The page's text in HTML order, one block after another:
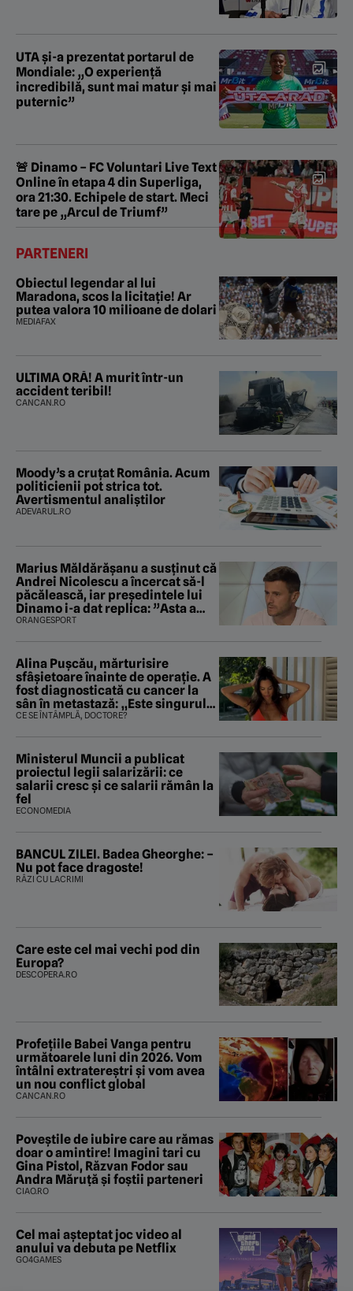
UTA și-a prezentat portarul de
Mondiale: „O experiență
incredibilă, sunt mai matur și mai
puternic”
🚨 Dinamo – FC Voluntari Live Text
Online în etapa 4 din Superliga,
ora 21:30. Echipele de start. Meci
tare pe „Arcul de Triumf”
PARTENERI
Obiectul legendar al lui
Maradona, scos la licitație! Ar
putea valora 10 milioane de dolari
MEDIAFAX
ULTIMA ORĂ! A murit într-un
accident teribil!
CANCAN.RO
Moody’s a cruțat România. Acum
politicienii pot strica tot.
Avertismentul analiștilor
ADEVARUL.RO
Marius Măldărăşanu a susţinut că
Andrei Nicolescu a încercat să-l
păcălească, iar preşedintele lui
Dinamo i-a dat replica: ”Asta a
fost istoria”
ORANGESPORT
Alina Pușcău, mărturisire
sfâșietoare înainte de operație. A
fost diagnosticată cu cancer la
sân în metastază: „Este singurul
tratament care o să mă ajute să
CE SE ÎNTÂMPLĂ, DOCTORE?
Ministerul Muncii a publicat
proiectul legii salarizării: ce
salarii cresc și ce salarii rămân la
fel
ECONOMEDIA
BANCUL ZILEI. Badea Gheorghe: –
Nu pot face dragoste!
RÂZI CU LACRIMI
Care este cel mai vechi pod din
Europa?
DESCOPERA.RO
Profețiile Babei Vanga pentru
următoarele luni din 2026. Vom
întâlni extratereștri și vom avea
un nou conflict global
CANCAN.RO
Poveştile de iubire care au rămas
doar o amintire! Imagini tari cu
Gina Pistol, Răzvan Fodor sau
Andra Măruţă şi foştii parteneri
CIAO.RO
Cel mai așteptat joc video al
anului va debuta pe Netflix
GO4GAMES